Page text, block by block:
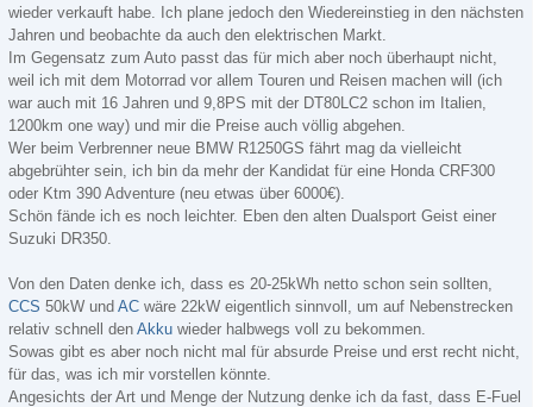
wieder verkauft habe. Ich plane jedoch den Wiedereinstieg in den nächsten
Jahren und beobachte da auch den elektrischen Markt.
Im Gegensatz zum Auto passt das für mich aber noch überhaupt nicht,
weil ich mit dem Motorrad vor allem Touren und Reisen machen will (ich
war auch mit 16 Jahren und 9,8PS mit der DT80LC2 schon im Italien,
1200km one way) und mir die Preise auch völlig abgehen.
Wer beim Verbrenner neue BMW R1250GS fährt mag da vielleicht
abgebrühter sein, ich bin da mehr der Kandidat für eine Honda CRF300
oder Ktm 390 Adventure (neu etwas über 6000€).
Schön fände ich es noch leichter. Eben den alten Dualsport Geist einer
Suzuki DR350.
Von den Daten denke ich, dass es 20-25kWh netto schon sein sollten,
CCS 50kW und AC wäre 22kW eigentlich sinnvoll, um auf Nebenstrecken
relativ schnell den Akku wieder halbwegs voll zu bekommen.
Sowas gibt es aber noch nicht mal für absurde Preise und erst recht nicht,
für das, was ich mir vorstellen könnte.
Angesichts der Art und Menge der Nutzung denke ich da fast, dass E-Fuel